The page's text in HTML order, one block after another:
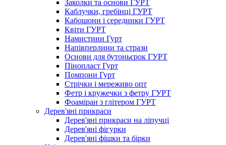
Заколки та основи ГУРТ
Каблучки, гребінці ГУРТ
Кабошони і серединки ГУРТ
Квіти ГУРТ
Намистини Гурт
Напівперлини та стрази
Основи для бутоньєрок ГУРТ
Пінопласт Гурт
Помпони Гурт
Стрічки і мереживо опт
Фетр і кружечки з фетру ГУРТ
Фоаміран з глітером ГУРТ
Дерев'яні прикраси
Дерев'яні прикраси на ліпучці
Дерев'яні фігурки
Дерев'яні фішки та бірки